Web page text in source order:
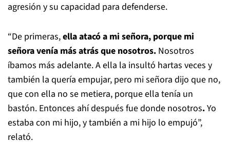
agresión y su capacidad para defenderse.
“De primeras,ella atacó a mi señora, porque mi
señora venía más atrás que nosotros. Nosotros
íbamos más adelante. A ella la insultó hartas veces y
también la quería empujar, pero mi señora dijo que no,
que con ella no se metiera, porque ella tenía un
bastón. Entonces ahí después fue donde nosotros.Yo
estaba con mi hijo, y también a mi hijo lo empujó”,
relató.